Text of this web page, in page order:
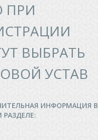
ПРИ
ВЫБРАТЬ
УСТАВ
ИНФОРМАЦИЯ В